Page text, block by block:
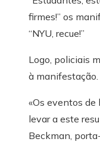
firmes!” os
“NYU, recue!”
Logo, policiais
à manifestação.
«Os eventos de
levar a este
Beckman,